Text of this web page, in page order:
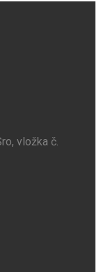
vložka č.